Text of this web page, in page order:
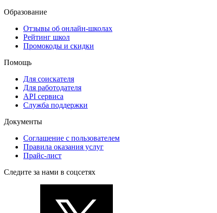
Образование
Отзывы об онлайн-школах
Рейтинг школ
Промокоды и скидки
Помощь
Для соискателя
Для работодателя
API сервиса
Служба поддержки
Документы
Соглашение с пользователем
Правила оказания услуг
Прайс-лист
Следите за нами в соцсетях